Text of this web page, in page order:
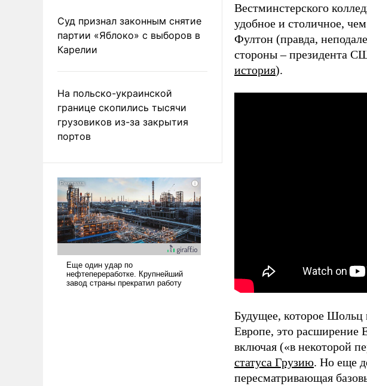
Суд признал законным снятие
партии «Яблоко» с выборов в
Карелии
На польско-украинской
границе скопились тысячи
грузовиков из-за закрытия
портов
Вестминстерского
удобное и столичное,
Фултон (правда,
стороны – президента
история).
Будущее, которое Шольц
Европе, это расширение
включая («в некоторой
статуса Грузию. Но еще
пересматривающая